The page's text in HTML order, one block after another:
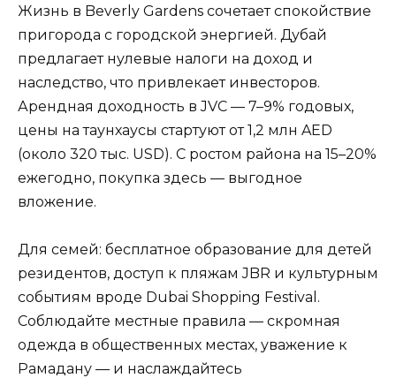
Жизнь в Beverly Gardens сочетает спокойствие
пригорода с городской энергией. Дубай
предлагает нулевые налоги на доход и
наследство, что привлекает инвесторов.
Арендная доходность в JVC — 7–9% годовых,
цены на таунхаусы стартуют от 1,2 млн AED
(около 320 тыс. USD). С ростом района на 15–20%
ежегодно, покупка здесь — выгодное
вложение.
Для семей: бесплатное образование для детей
резидентов, доступ к пляжам JBR и культурным
событиям вроде Dubai Shopping Festival.
Соблюдайте местные правила — скромная
одежда в общественных местах, уважение к
Рамадану — и наслаждайтесь